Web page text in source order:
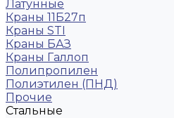
Латунные
Краны 11Б27п
Краны STI
Краны БАЗ
Краны Галлоп
Полипропилен
Полиэтилен (ПНД)
Прочие
Стальные